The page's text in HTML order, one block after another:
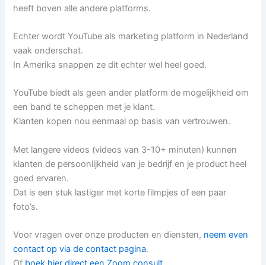
heeft boven alle andere platforms.
Echter wordt YouTube als marketing platform in Nederland
vaak onderschat.
In Amerika snappen ze dit echter wel heel goed.
YouTube biedt als geen ander platform de mogelijkheid om
een band te scheppen met je klant.
Klanten kopen nou eenmaal op basis van vertrouwen.
Met langere videos (videos van 3-10+ minuten) kunnen
klanten de persoonlijkheid van je bedrijf en je product heel
goed ervaren.
Dat is een stuk lastiger met korte filmpjes of een paar
foto’s.
Voor vragen over onze producten en diensten, neem even
contact op via de contact pagina.